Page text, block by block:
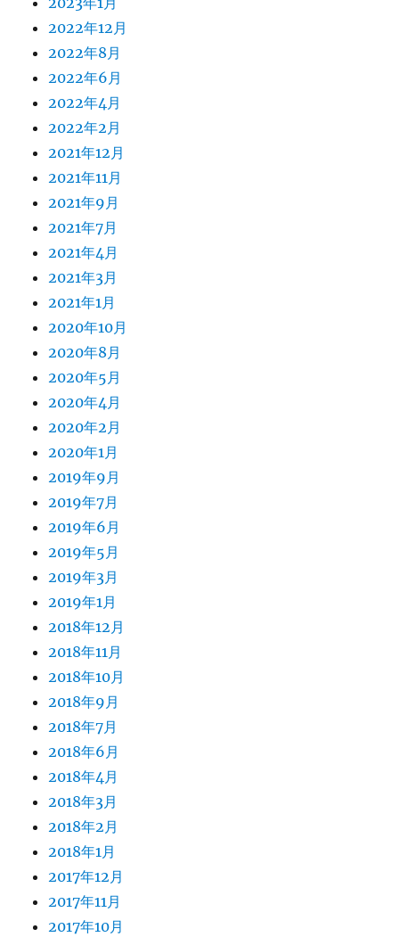
2022年12月
2022年8月
2022年6月
2022年4月
2022年2月
2021年12月
2021年11月
2021年9月
2021年7月
2021年4月
2021年3月
2021年1月
2020年10月
2020年8月
2020年5月
2020年4月
2020年2月
2020年1月
2019年9月
2019年7月
2019年6月
2019年5月
2019年3月
2019年1月
2018年12月
2018年11月
2018年10月
2018年9月
2018年7月
2018年6月
2018年4月
2018年3月
2018年2月
2018年1月
2017年12月
2017年11月
2017年10月